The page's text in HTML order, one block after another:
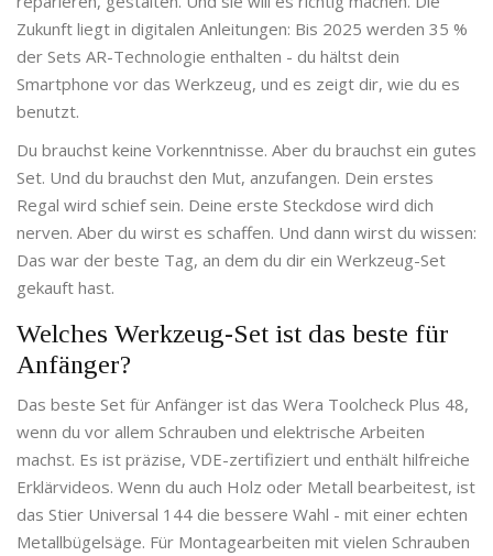
Zukunft liegt in digitalen Anleitungen: Bis 2025 werden 35 %
der Sets AR-Technologie enthalten - du hältst dein
Smartphone vor das Werkzeug, und es zeigt dir, wie du es
benutzt.
Du brauchst keine Vorkenntnisse. Aber du brauchst ein gutes
Set. Und du brauchst den Mut, anzufangen. Dein erstes
Regal wird schief sein. Deine erste Steckdose wird dich
nerven. Aber du wirst es schaffen. Und dann wirst du wissen:
Das war der beste Tag, an dem du dir ein Werkzeug-Set
gekauft hast.
Welches Werkzeug-Set ist das beste für
Anfänger?
Das beste Set für Anfänger ist das Wera Toolcheck Plus 48,
wenn du vor allem Schrauben und elektrische Arbeiten
machst. Es ist präzise, VDE-zertifiziert und enthält hilfreiche
Erklärvideos. Wenn du auch Holz oder Metall bearbeitest, ist
das Stier Universal 144 die bessere Wahl - mit einer echten
Metallbügelsäge. Für Montagearbeiten mit vielen Schrauben